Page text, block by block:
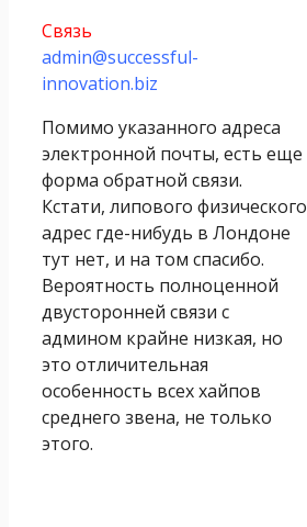
Связь
admin@successful-
innovation.biz
Помимо указанного адреса
электронной почты, есть еще
форма обратной связи.
Кстати, липового физического
адрес где-нибудь в Лондоне
тут нет, и на том спасибо.
Вероятность полноценной
двусторонней связи с
админом крайне низкая, но
это отличительная
особенность всех хайпов
среднего звена, не только
этого.